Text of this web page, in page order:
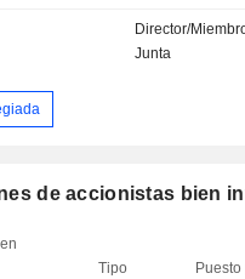
Director/
Junta
de accionistas bien
Tipo